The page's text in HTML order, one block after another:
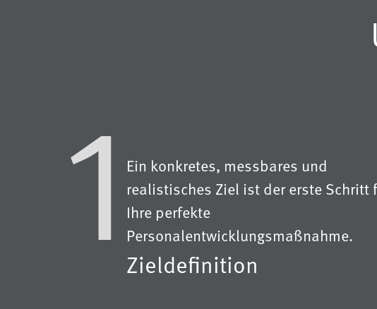
1 Zieldefinition
Ein konkretes, messbares und
realistisches Ziel ist der erste Schritt
Ihre perfekte
Personalentwicklungsmaßnahme.